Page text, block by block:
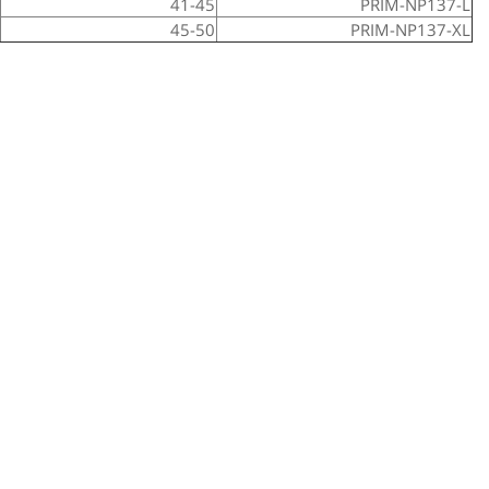
PRIM-NP137-L
41-45
PRIM-NP137-XL
45-50